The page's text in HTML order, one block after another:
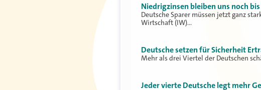
Niedrigzinsen bleiben uns noch
Deutsche Sparer müssen jetzt ganz
Wirtschaft (IW)…
Deutsche setzen für Sicherheit
Mehr als drei Viertel der Deutschen
Jeder vierte Deutsche legt mehr